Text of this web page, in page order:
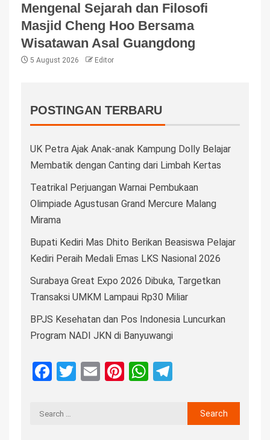
Mengenal Sejarah dan Filosofi
Masjid Cheng Hoo Bersama
Wisatawan Asal Guangdong
5 August 2026 Editor
POSTINGAN TERBARU
UK Petra Ajak Anak-anak Kampung Dolly Belajar
Membatik dengan Canting dari Limbah Kertas
Teatrikal Perjuangan Warnai Pembukaan
Olimpiade Agustusan Grand Mercure Malang
Mirama
Bupati Kediri Mas Dhito Berikan Beasiswa Pelajar
Kediri Peraih Medali Emas LKS Nasional 2026
Surabaya Great Expo 2026 Dibuka, Targetkan
Transaksi UMKM Lampaui Rp30 Miliar
BPJS Kesehatan dan Pos Indonesia Luncurkan
Program NADI JKN di Banyuwangi
Facebook
Twitter
EmailPinterest
WhatsApp